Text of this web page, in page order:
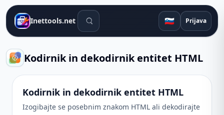
Inettools.net Orodja za iskanje 🇸🇮 Prijava
Kodirnik in dekodirnik entitet HTML
Kodirnik in dekodirnik entitet HTML
Izogibajte se posebnim znakom HTML ali dekodirajte